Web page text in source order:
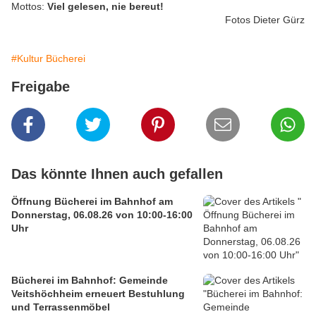
Mottos: Viel gelesen, nie bereut!
Fotos Dieter Gürz
#Kultur Bücherei
Freigabe
Das könnte Ihnen auch gefallen
Öffnung Bücherei im Bahnhof am
Donnerstag, 06.08.26 von 10:00-16:00
Uhr
Bücherei im Bahnhof: Gemeinde
Veitshöchheim erneuert Bestuhlung
und Terrassenmöbel